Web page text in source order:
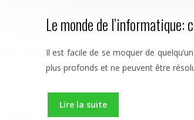
Le monde de
Il est facile de se moquer de
plus profonds et ne peuvent être
Lire la suite